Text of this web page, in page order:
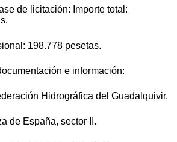
de licitación: Importe total:
198.778 pesetas.
e información:
Hidrográfica del Guadalquivir.
de España, sector II.